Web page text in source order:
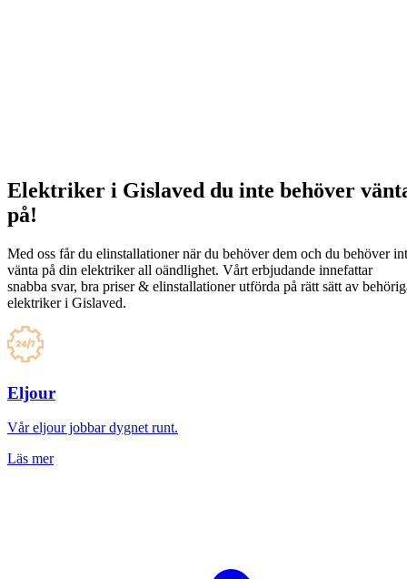
Elektriker i Gislaved du inte behöver
på!
Med oss får du elinstallationer när du behöver dem och du behöver
vänta på din elektriker all oändlighet. Vårt erbjudande innefattar
snabba svar, bra priser & elinstallationer utförda på rätt sätt av
elektriker i Gislaved.
Eljour
Vår eljour jobbar dygnet runt.
Läs mer